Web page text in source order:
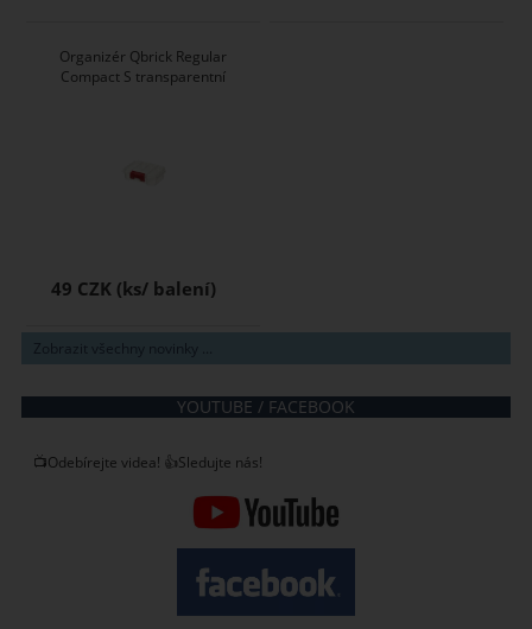
Organizér Qbrick Regular
Compact S transparentní
49 CZK
Zobrazit všechny novinky ...
YOUTUBE / FACEBOOK
📺Odebírejte videa! 👍Sledujte nás!